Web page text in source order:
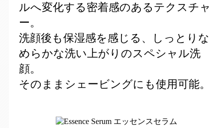
ルへ変化する密着感のあるテクスチャ
ー。
洗顔後も保湿感を感じる、しっとりな
めらかな洗い上がりのスペシャル洗
顔。
そのままシェービングにも使用可能。